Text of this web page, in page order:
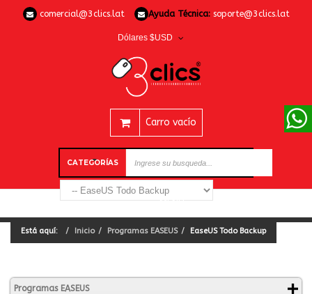
comercial@3clics.lat Ayuda Técnica: soporte@3clics.lat
Dólares $USD
Carro vacío
CATEGORÍAS
Está aquí: Inicio Programas EASEUS EaseUS Todo Backup
Programas EASEUS